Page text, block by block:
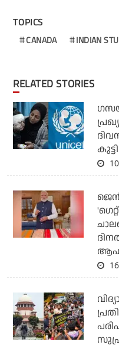
TOPICS
CANADA INDIAN
RELATED STORIES